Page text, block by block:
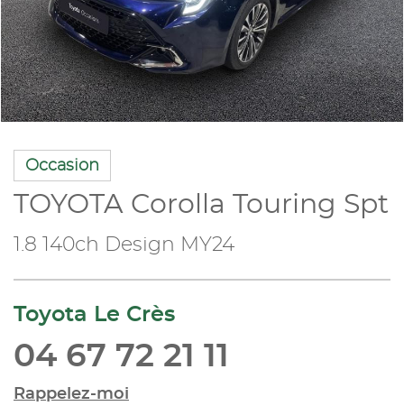
Occasion
TOYOTA Corolla Touring Spt
1.8 140ch Design MY24
Toyota Le Crès
04 67 72 21 11
Rappelez-moi